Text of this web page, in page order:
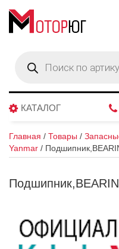
товаров
КАТАЛОГ
Главная / Товары /
Yanmar /